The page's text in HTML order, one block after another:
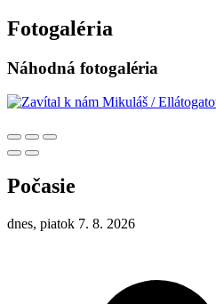
Fotogaléria
Náhodná fotogaléria
Počasie
dnes, piatok 7. 8. 2026